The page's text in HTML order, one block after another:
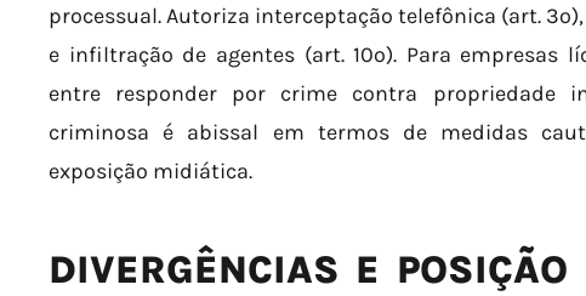
processual. Autoriza interceptação telefônica (art.
e infiltração de agentes (art. 10º). Para empresas
entre responder por crime contra propriedade
criminosa é abissal em termos de medidas
exposição midiática.
DIVERGÊNCIAS E